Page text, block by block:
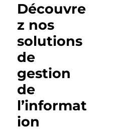
Découvre
z nos
solutions
de
gestion
de
l’informat
ion